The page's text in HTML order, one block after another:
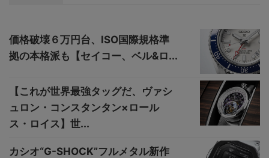
価格破壊６万円台、ISO国際規格準
拠の本格派も【セイコー、ベル&ロ...
【これが世界最強タッグだ、ヴァシ
ュロン・コンスタンタン×ロール
ス・ロイス】世...
カシオ“G-SHOCK”フルメタル新作